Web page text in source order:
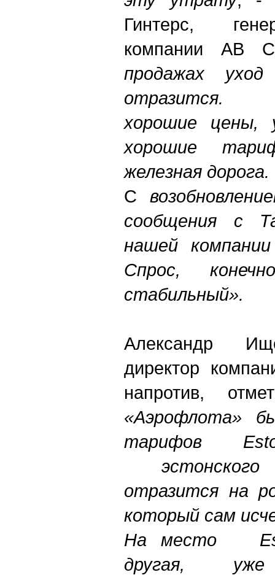
Гинтерс,
компании AВ
продажах
отразится.
хорошие цены,
хорошие
железная дорога.
С
сообщения с
нашей компании
Спрос,
стабильный».
Александр
директор
напротив,
«Аэрофлота»
тарифов
эстонского
отразится на
который сам
На место
другая, уже